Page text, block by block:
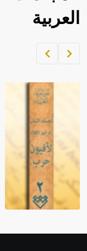
العربية